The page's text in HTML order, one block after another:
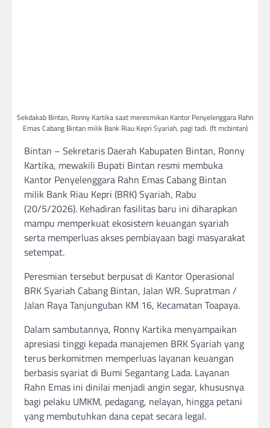
Sekdakab Bintan, Ronny Kartika saat meresmikan Kantor Penyelenggara Rahn
Emas Cabang Bintan milik Bank Riau Kepri Syariah, pagi tadi. (ft mcbintan)
Bintan – Sekretaris Daerah Kabupaten Bintan, Ronny
Kartika, mewakili Bupati Bintan resmi membuka
Kantor Penyelenggara Rahn Emas Cabang Bintan
milik Bank Riau Kepri (BRK) Syariah, Rabu
(20/5/2026). Kehadiran fasilitas baru ini diharapkan
mampu memperkuat ekosistem keuangan syariah
serta memperluas akses pembiayaan bagi masyarakat
setempat.
Peresmian tersebut berpusat di Kantor Operasional
BRK Syariah Cabang Bintan, Jalan WR. Supratman /
Jalan Raya Tanjunguban KM 16, Kecamatan Toapaya.
Dalam sambutannya, Ronny Kartika menyampaikan
apresiasi tinggi kepada manajemen BRK Syariah yang
terus berkomitmen memperluas layanan keuangan
berbasis syariat di Bumi Segantang Lada. Layanan
Rahn Emas ini dinilai menjadi angin segar, khususnya
bagi pelaku UMKM, pedagang, nelayan, hingga petani
yang membutuhkan dana cepat secara legal.